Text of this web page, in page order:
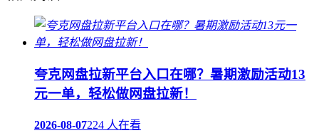
夸克网盘拉新平台入口在哪？暑期激励活动13
元一单，轻松做网盘拉新！
2026-08-07224 人在看